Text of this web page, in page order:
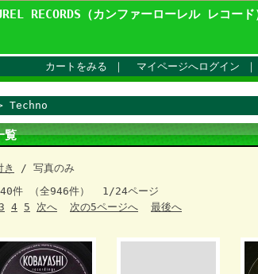
RECORDS（カンファーローレル レコード
カートをみる ｜ マイページへログイン ｜
Techno
覧
き
/ 写真のみ
40件 （全946件） 1/24ページ
3 4 5 次へ 次の5ページへ 最後へ